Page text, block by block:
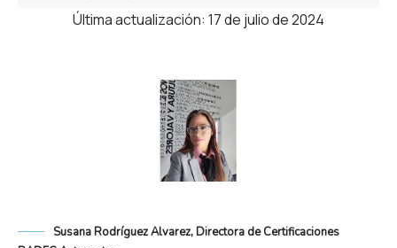
Última actualización: 17 de julio de 2024
Susana Rodríguez Alvarez, Directora de Certificaciones